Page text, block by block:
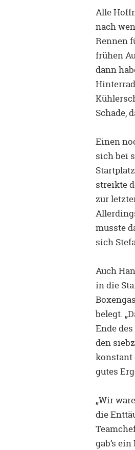
Alle
nach
Rennen
frühen
dann
Schade,
Einen
sich bei
streikte
zur
musste
sich
Auch
in die
belegt.
Ende
den
konstant
gutes
„Wir
die
gab’s